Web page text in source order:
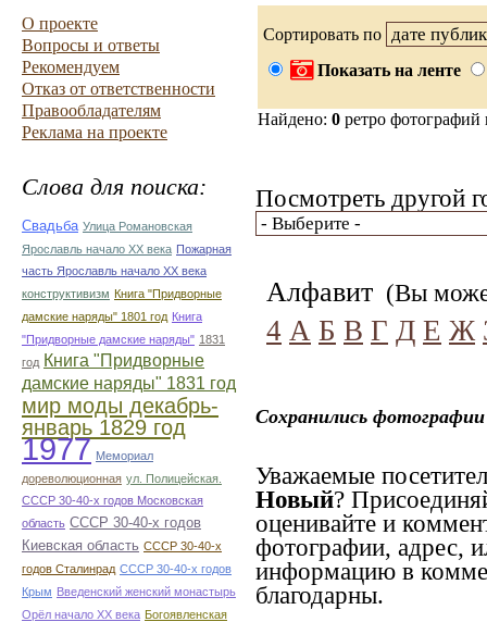
О проекте
Вопросы и ответы
Рекомендуем
Отказ от ответственности
Правообладателям
Реклама на проекте
Слова для поиска:
Свадьба Улица Романовская
Ярославль начало ХХ века Пожарная
часть Ярославль начало ХХ века
конструктивизм Книга "Придворные
дамские наряды" 1801 год Книга
"Придворные дамские наряды" 1831
год Книга "Придворные
дамские наряды" 1831 год
мир моды декабрь-
январь 1829 год
1977 Мемориал
дореволюционная ул. Полицейская.
СССР 30-40-х годов Московская
область СССР 30-40-х годов
Киевская область СССР 30-40-х
годов Сталинрад СССР 30-40-х годов
Крым Введенский женский монастырь
Орёл начало ХХ века Богоявленская
Сортировать по
Показать на ленте
Найдено: 0 ретро
Посмотреть другой
Алфавит (Вы
4 А Б В Г Д Е Ж
Сохранились
Уважаемые
Новый?
оценивайте и
фотографии, адрес,
информацию в
благодарны.